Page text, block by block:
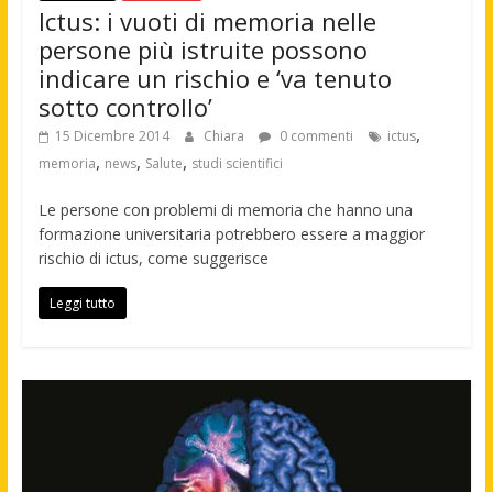
Ictus: i vuoti di memoria nelle
persone più istruite possono
indicare un rischio e ‘va tenuto
sotto controllo’
15 Dicembre 2014 Chiara 0 commenti ictus,
memoria, news, Salute, studi scientifici
Le persone con problemi di memoria che hanno una
formazione universitaria potrebbero essere a maggior
rischio di ictus, come suggerisce
Leggi tutto